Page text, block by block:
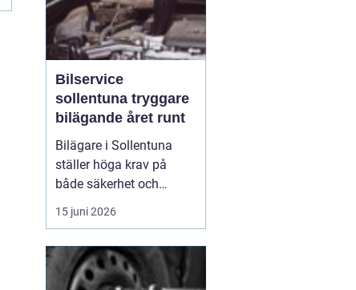
Bilservice
sollentuna tryggare
bilägande året runt
Bilägare i Sollentuna
ställer höga krav på
både säkerhet och
komfort. Vägarna växlar
mellan motorväg,
smågator med gupp och
trottoarkanter. För att
15 juni 2026